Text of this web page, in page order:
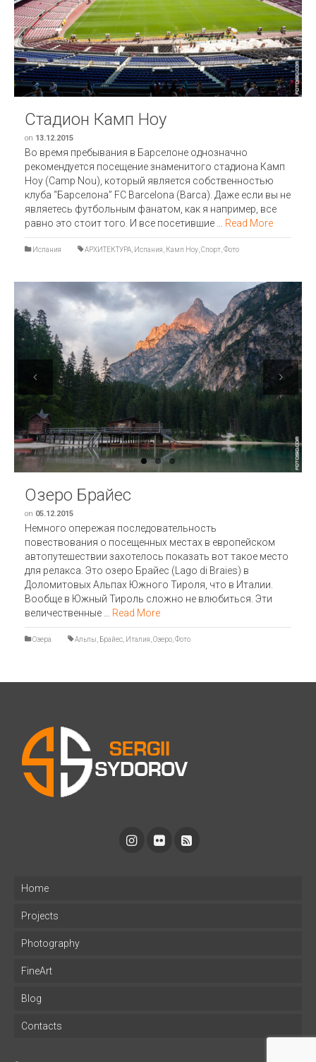
Стадион Камп Ноу
on 13.12.2015
Во время пребывания в Барселоне однозначно
рекомендуется посещение знаменитого стадиона Камп
Ноу (Camp Nou), который является собственностью
клуба “Барселона” FC Barcelona (Barca). Даже если вы не
являетесь футбольным фанатом, как я например, все
равно это стоит того. И все посетившие … Read More
Испания АРХИТЕКТУРА Испания Камп Ноу Спорт Фото
Previous Next
Озеро Брайес
on 05.12.2015
Немного опережая последовательность
повествования о посещенных местах в европейском
автопутешествии захотелось показать вот такое место
для релакса. Это озеро Брайес (Lago di Braies) в
Доломитовых Альпах Южного Тироля, что в Италии.
Вообще в Южный Тироль сложно не влюбиться. Эти
величественные … Read More
Озера Альпы Брайес Италия Озеро Фото
Home
Projects
Photography
FineArt
Blog
Contacts